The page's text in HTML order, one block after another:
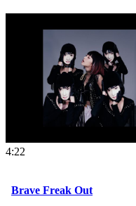
4:22
Brave Freak Out